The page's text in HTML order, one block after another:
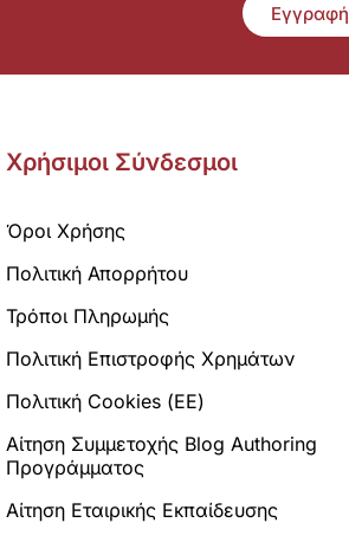
Εγγραφή
Χρήσιμοι Σύνδεσμοι
Όροι Χρήσης
Πολιτική Απορρήτου
Τρόποι Πληρωμής
Πολιτική Επιστροφής Χρημάτων
Πολιτική Cookies (ΕΕ)
Αίτηση Συμμετοχής Blog Authoring
Προγράμματος
Αίτηση Εταιρικής Εκπαίδευσης